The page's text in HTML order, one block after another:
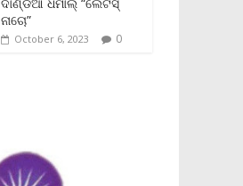
ନାଚୋ”
October 6, 2023 0